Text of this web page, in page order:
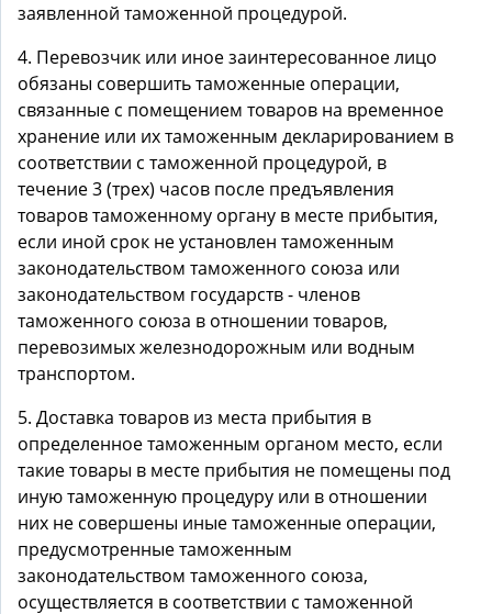
заявленной таможенной процедурой.
4. Перевозчик или иное заинтересованное лицо
обязаны совершить таможенные операции,
связанные с помещением товаров на временное
хранение или их таможенным декларированием в
соответствии с таможенной процедурой, в
течение 3 (трех) часов после предъявления
товаров таможенному органу в месте прибытия,
если иной срок не установлен таможенным
законодательством таможенного союза или
законодательством государств - членов
таможенного союза в отношении товаров,
перевозимых железнодорожным или водным
транспортом.
5. Доставка товаров из места прибытия в
определенное таможенным органом место, если
такие товары в месте прибытия не помещены под
иную таможенную процедуру или в отношении
них не совершены иные таможенные операции,
предусмотренные таможенным
законодательством таможенного союза,
осуществляется в соответствии с таможенной